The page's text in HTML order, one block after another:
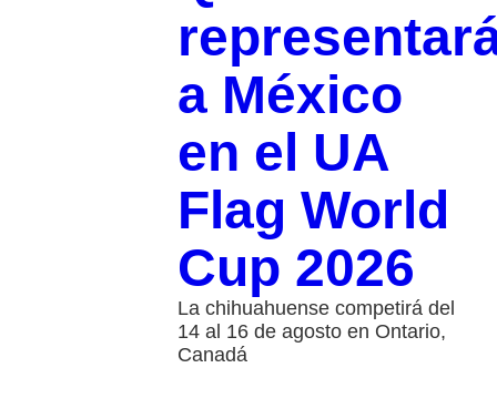
a México
en el UA
Flag World
Cup 2026
La chihuahuense competirá del
14 al 16 de agosto en Ontario,
Canadá